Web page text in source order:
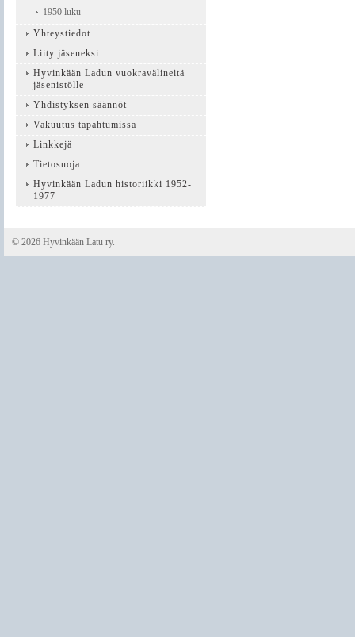
1950 luku
Yhteystiedot
Liity jäseneksi
Hyvinkään Ladun vuokravälineitä
jäsenistölle
Yhdistyksen säännöt
Vakuutus tapahtumissa
Linkkejä
Tietosuoja
Hyvinkään Ladun historiikki 1952-
1977
© 2026 Hyvinkään Latu ry.